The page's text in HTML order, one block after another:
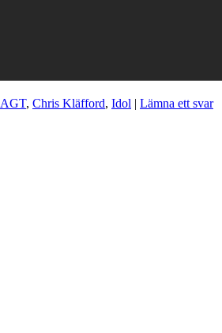
AGT, Chris Kläfford, Idol | Lämna ett svar